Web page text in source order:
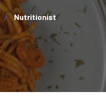
Nutritionist